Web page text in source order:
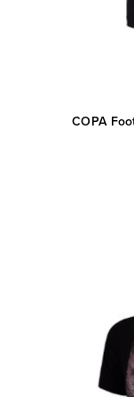
COPA